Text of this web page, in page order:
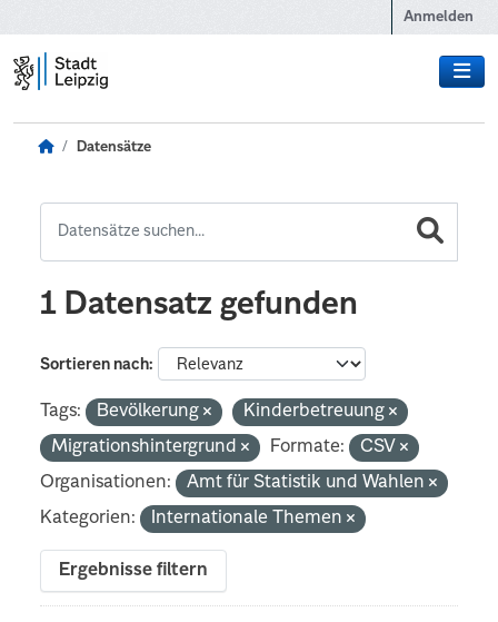
Anmelden
Datensätze
1 Datensatz gefunden
Sortieren nach
Tags: Bevölkerung
Kinderbetreuung
Migrationshintergrund
Formate:
CSV
Organisationen:
Amt für Statistik und Wahlen
Kategorien:
Internationale Themen
Ergebnisse filtern